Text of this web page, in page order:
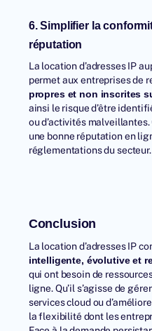
6. Simplifier la
réputation
La location d’adresses IP
permet aux entreprises de
propres et non inscrites
ainsi le risque d’être
ou d’activités
une bonne réputation en
réglementations du secteur.
Conclusion
La location d’adresses IP
intelligente, évolutive et
qui ont besoin de
ligne. Qu’il s’agisse de
services cloud ou
la flexibilité dont les